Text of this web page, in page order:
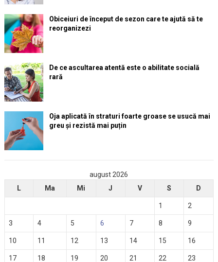
Obiceiuri de început de sezon care te ajută să te
reorganizezi
De ce ascultarea atentă este o abilitate socială
rară
Oja aplicată în straturi foarte groase se usucă mai
greu și rezistă mai puțin
august 2026
L
Ma Mi J V S D
1 2
3 4 5 6 7 8 9
10 11 12 13 14 15 16
17 18 19 20 21 22 23